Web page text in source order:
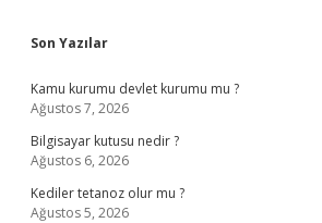
Sidebar
Son Yazılar
Kamu kurumu devlet kurumu mu ?
Ağustos 7, 2026
Bilgisayar kutusu nedir ?
Ağustos 6, 2026
Kediler tetanoz olur mu ?
Ağustos 5, 2026